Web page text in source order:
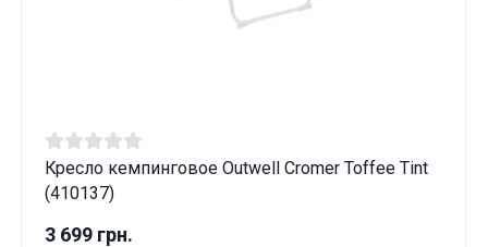
Кресло кемпинговое Outwell Cromer Toffee Tint
(410137)
3 699 грн.